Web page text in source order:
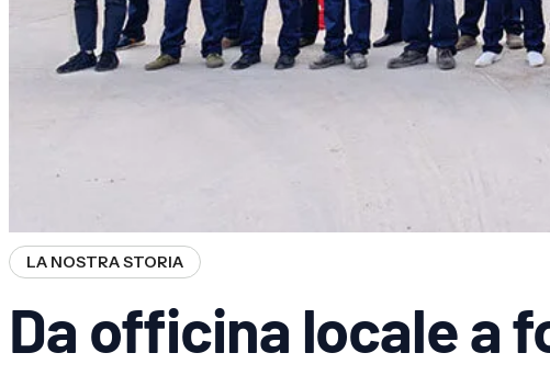
LA NOSTRA STORIA
Da officina locale a